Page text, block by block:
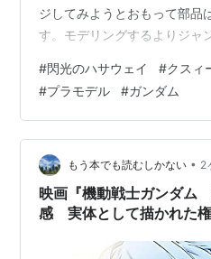
ジしてみようとおもって部品
す。モデリングするよりジャ
ムのプロポーション変更出来
出しを行って方眼紙上でデザ
部は内部構造はまだ設計して
基本形状のデザインは出来て
ョンを参考にして作業を進め
についても一応パーツ設計し
#閃光のハサウェイ #クスィ
#プラモデル #ガンダム
もう本でも読むしかない • 2
映画『機動戦士ガンダム
感 実体として描かれた